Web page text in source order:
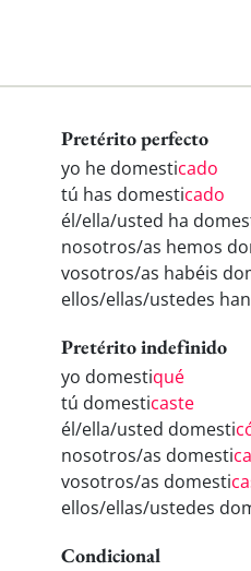
Pretérito perfecto
yo he domesticado
tú has domesticado
él/ella/usted ha
nosotros/as hemos
vosotros/as habéis
ellos/ellas/ustedes
Pretérito indefinido
yo domestiqué
tú domesticaste
él/ella/usted domesti
nosotros/as domesti
vosotros/as domesti
ellos/ellas/ustedes
Condicional